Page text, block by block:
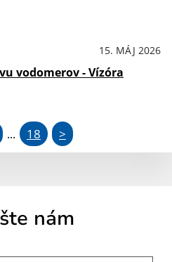
15. MÁJ 2026
vodomerov - Vízóra
... 18 >
nám